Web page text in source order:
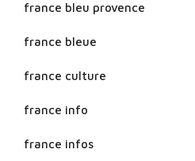
france bleu provence
france bleue
france culture
france info
france infos